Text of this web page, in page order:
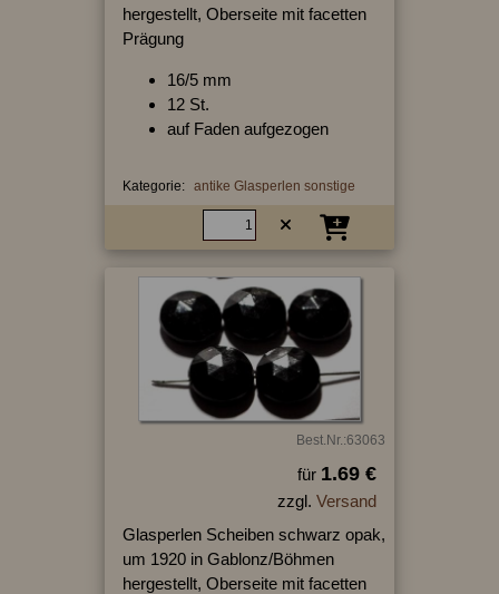
hergestellt, Oberseite mit facetten
Prägung
16/5 mm
12 St.
auf Faden aufgezogen
Kategorie: antike Glasperlen sonstige
Best.Nr.:63063
für 1.69 €
zzgl. Versand
Glasperlen Scheiben schwarz opak,
um 1920 in Gablonz/Böhmen
hergestellt, Oberseite mit facetten